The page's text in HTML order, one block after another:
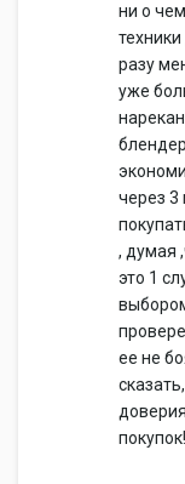
ни о
разу
уже
через 3
, думая
это 1
ее не